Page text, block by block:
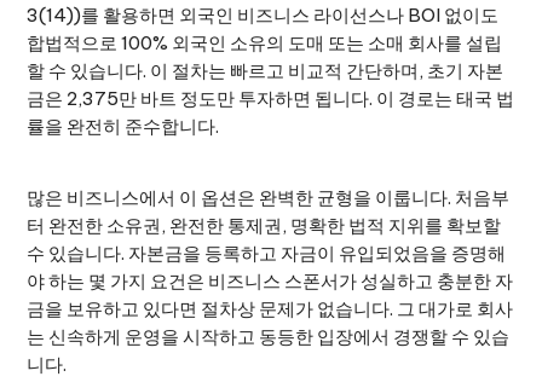
3(14))를 활용하면 외국인 비즈니스 라이선스나 BOI 없이도
합법적으로 100% 외국인 소유의 도매 또는 소매 회사를 설립
할 수 있습니다. 이 절차는 빠르고 비교적 간단하며, 초기 자본
금은 2,375만 바트 정도만 투자하면 됩니다. 이 경로는 태국 법
률을 완전히 준수합니다.
많은 비즈니스에서 이 옵션은 완벽한 균형을 이룹니다. 처음부
터 완전한 소유권, 완전한 통제권, 명확한 법적 지위를 확보할
수 있습니다. 자본금을 등록하고 자금이 유입되었음을 증명해
야 하는 몇 가지 요건은 비즈니스 스폰서가 성실하고 충분한 자
금을 보유하고 있다면 절차상 문제가 없습니다. 그 대가로 회사
는 신속하게 운영을 시작하고 동등한 입장에서 경쟁할 수 있습
니다.